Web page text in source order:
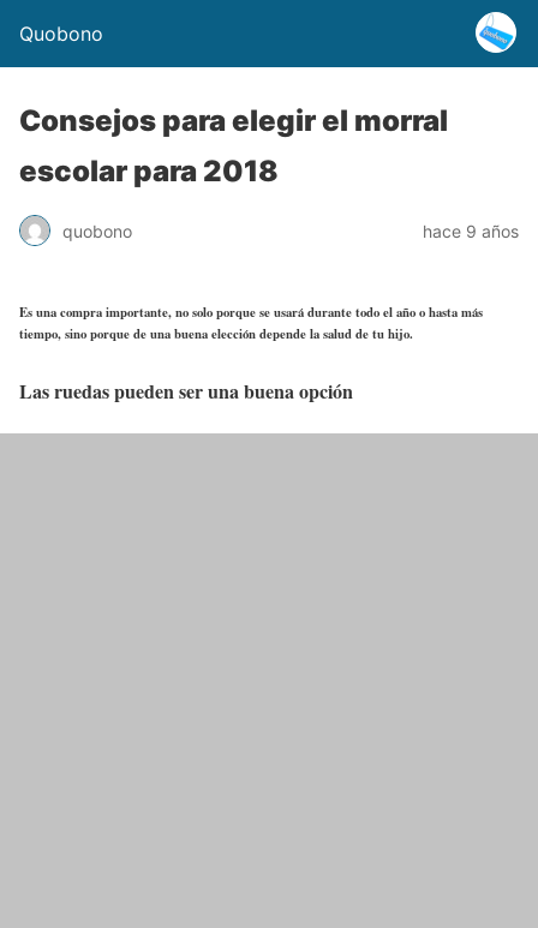
Quobono
Consejos para elegir el morral
escolar para 2018
quobono hace 9 años
Es una compra importante, no solo porque se usará durante todo el año o hasta más
tiempo, sino porque de una buena elección depende la salud de tu hijo.
Las ruedas pueden ser una buena opción